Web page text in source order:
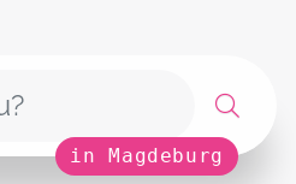
in Magdeburg